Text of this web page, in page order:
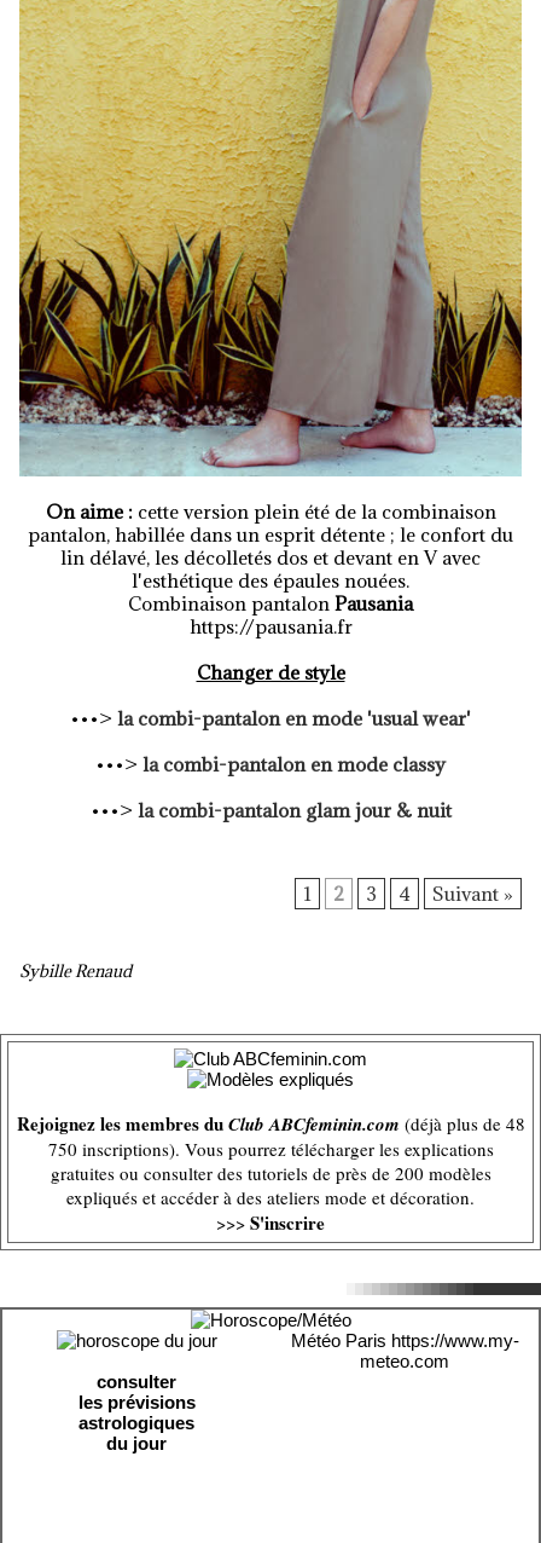
On aime :cette version plein été de la combinaison
pantalon, habillée dans un esprit détente ; le confort du
lin délavé, les décolletés dos et devant en V avec
l'esthétique des épaules nouées.
Combinaison pantalon Pausania
https://pausania.fr
Changer de style
•••> la combi-pantalon en mode 'usual wear'
•••> la combi-pantalon en mode classy
•••> la combi-pantalon glam jour & nuit
1 2 3 4 Suivant »
Sybille Renaud
Rejoignez les membres duClub ABCfeminin.com (déjà plus de 48
750 inscriptions). Vous pourrez télécharger les explications
gratuites ou consulter des tutoriels de près de 200 modèles
expliqués et accéder à des ateliers mode et décoration.
>>> S'inscrire
consulter
les prévisions
astrologiques
du jour
Météo Paris https://www.my-
meteo.com